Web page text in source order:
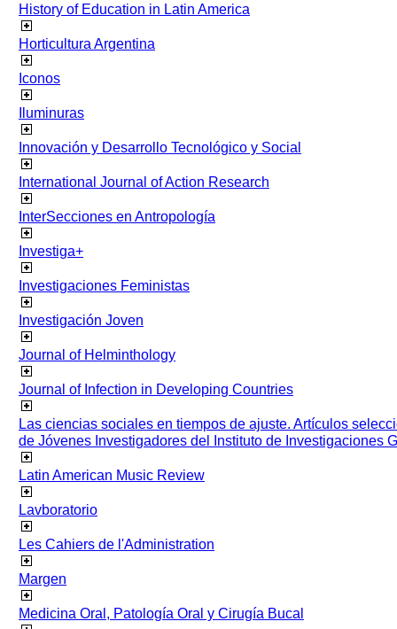
History of Education in Latin America
Horticultura Argentina
Iconos
Iluminuras
Innovación y Desarrollo Tecnológico y Social
International Journal of Action Research
InterSecciones en Antropología
Investiga+
Investigaciones Feministas
Investigación Joven
Journal of Helminthology
Journal of Infection in Developing Countries
Las ciencias sociales en tiempos de ajuste. Artículos
de Jóvenes Investigadores del Instituto de Investigaciones
Latin American Music Review
Lavboratorio
Les Cahiers de l'Administration
Margen
Medicina Oral, Patología Oral y Cirugía Bucal